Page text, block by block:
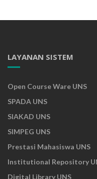
LAYANAN SISTEM
Open Course Ware UNS
SPADA UNS
SIAKAD UNS
SIMPEG UNS
Prestasi Mahasiswa UNS
Institutional Repository
Digital Library UNS